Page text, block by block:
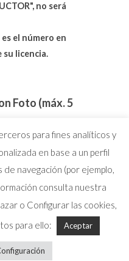
no será
el número en
su licencia.
Foto (máx. 5
|
para fines analíticos y
en base a un perfil
navegación (por ejemplo,
consulta nuestra
o Configurar las cookies,
para ello:
Aceptar